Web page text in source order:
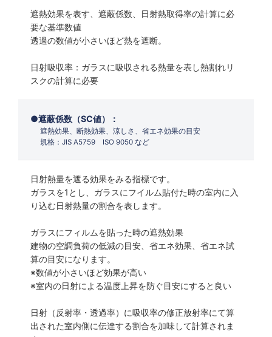
遮熱効果を表す、遮蔽係数、日射熱取得率の計算に必
要な基準数値
透過の数値が小さいほど熱を遮断。
日射吸収率：ガラスに吸収される熱量を表し熱割れリ
スクの計算に必要
遮蔽係数（SC値）：
遮熱効果、断熱効果、涼しさ、省エネ効果の目安
規格：JIS A5759 ISO 9050 など
日射熱量を遮る効果をみる指標です。
ガラスを1とし、ガラスにフイルム貼付た時の室内に入
り込む日射熱量の割合を表します。
ガラスにフィルムを貼った時の遮熱効果
建物の空調負荷の低減の目安、省エネ効果、省エネ試
算の目安になります。
※数値が小さいほど効果が高い
※室内の日射による温度上昇を防ぐ目安にすると良い
日射（反射率・透過率）に吸収率の修正放射率にて算
出された室内側に伝達する割合を加味して計算されま